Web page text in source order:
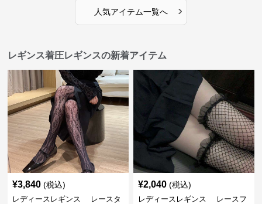
人気アイテム一覧へ ›
レギンス着圧レギンスの新着アイテム
¥3,840 (税込)
レディースレギンス レースタ
¥2,040 (税込)
レディースレギンス レースフ